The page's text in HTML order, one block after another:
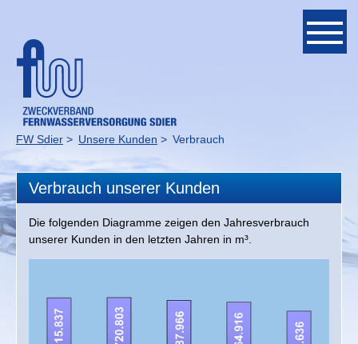
Unternehmen
Ansprechpartner
Fördermittelprojekt
Ausbildung
Bauabschnitte
FW Sdier Unsere Kunden Verbrauch
Verbrauch unserer Kunden
Die folgenden Diagramme zeigen den Jahresverbrauch
unserer Kunden in den letzten Jahren in m³.